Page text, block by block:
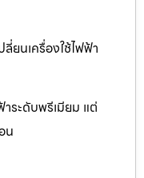
ยนเครื่องใช้ไฟฟ้า
าระดับพรีเมียม แต่
น